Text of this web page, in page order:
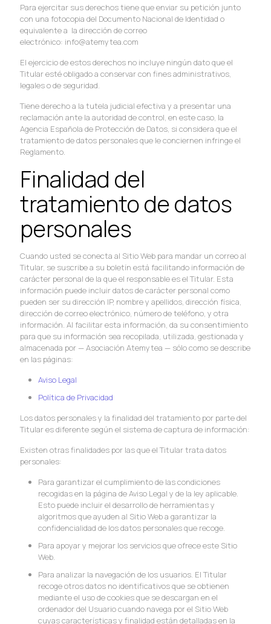
Para ejercitar sus derechos tiene que enviar su petición junto
con una fotocopia del Documento Nacional de Identidad o
equivalente a la dirección de correo
electrónico: info@atemytea.com
El ejercicio de estos derechos no incluye ningún dato que el
Titular esté obligado a conservar con fines administrativos,
legales o de seguridad.
Tiene derecho a la tutela judicial efectiva y a presentar una
reclamación ante la autoridad de control, en este caso, la
Agencia Española de Protección de Datos, si considera que el
tratamiento de datos personales que le conciernen infringe el
Reglamento.
Finalidad del
tratamiento de datos
personales
Cuando usted se conecta al Sitio Web para mandar un correo al
Titular, se suscribe a su boletín está facilitando información de
carácter personal de la que el responsable es el Titular. Esta
información puede incluir datos de carácter personal como
pueden ser su dirección IP, nombre y apellidos, dirección física,
dirección de correo electrónico, número de teléfono, y otra
información. Al facilitar esta información, da su consentimiento
para que su información sea recopilada, utilizada, gestionada y
almacenada por — Asociación Atemytea — sólo como se describe
en las páginas:
Aviso Legal
Política de Privacidad
Los datos personales y la finalidad del tratamiento por parte del
Titular es diferente según el sistema de captura de información:
Existen otras finalidades por las que el Titular trata datos
personales:
Para garantizar el cumplimiento de las condiciones
recogidas en la página de Aviso Legal y de la ley aplicable.
Esto puede incluir el desarrollo de herramientas y
algoritmos que ayuden al Sitio Web a garantizar la
confidencialidad de los datos personales que recoge.
Para apoyar y mejorar los servicios que ofrece este Sitio
Web.
Para analizar la navegación de los usuarios. El Titular
recoge otros datos no identificativos que se obtienen
mediante el uso de cookies que se descargan en el
ordenador del Usuario cuando navega por el Sitio Web
cuyas características y finalidad están detalladas en la